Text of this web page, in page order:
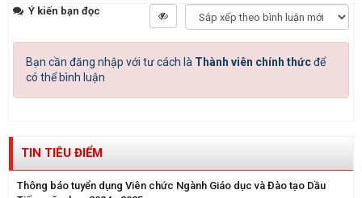
Ý kiến bạn đọc
Bạn cần đăng nhập với tư cách là Thành viên chính thứcđể
có thể bình luận
TIN TIÊU ĐIỂM
Thông báo tuyển dụng Viên chức Ngành Giáo dục và Đào tạo Dầu